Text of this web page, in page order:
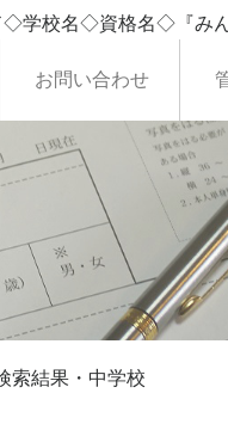
◇学校名◇資格名◇『み
お問い合わせ
索結果・中学校